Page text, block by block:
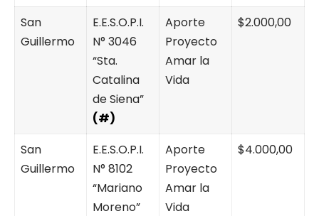
San
Guillermo
E.E.S.O.P.I.
N° 3046
“Sta.
Catalina
de Siena”
(#)
Aporte
Proyecto
Amar la
Vida
$2.000,00
San
Guillermo
E.E.S.O.P.I.
N° 8102
“Mariano
Moreno”
Aporte
Proyecto
Amar la
Vida
$4.000,00